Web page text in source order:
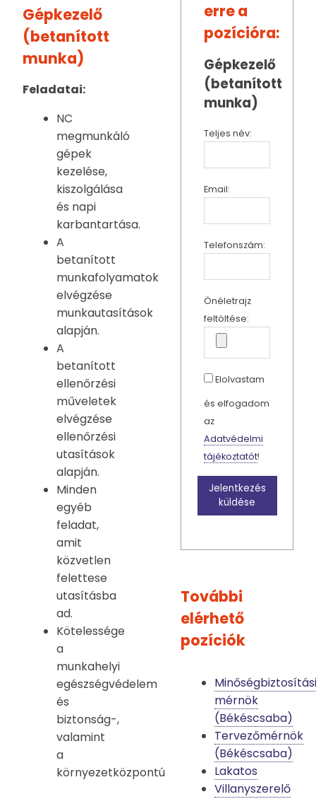
Gépkezelő
(betanított
munka)
Feladatai:
NC
megmunkáló
gépek
kezelése,
kiszolgálása
és napi
karbantartása.
A
betanított
munkafolyamatok
elvégzése
munkautasítások
alapján.
A
betanított
ellenőrzési
műveletek
elvégzése
ellenőrzési
utasítások
alapján.
Minden
egyéb
feladat,
amit
közvetlen
felettese
utasításba
ad.
Kötelessége
a
munkahelyi
egészségvédelem
és
biztonság-,
valamint
a
környezetközpontú
erre a
pozícióra:
Gépkezelő
(betanított
munka)
Teljes név:
Email:
Telefonszám:
Önéletrajz
feltöltése:
Elolvastam
és elfogadom
az
Adatvédelmi
tájékoztatót!
Jelentkezés
küldése
További
elérhető
pozíciók
Minőségbiztosítási
mérnök
(Békéscsaba)
Tervezőmérnök
(Békéscsaba)
Lakatos
Villanyszerelő